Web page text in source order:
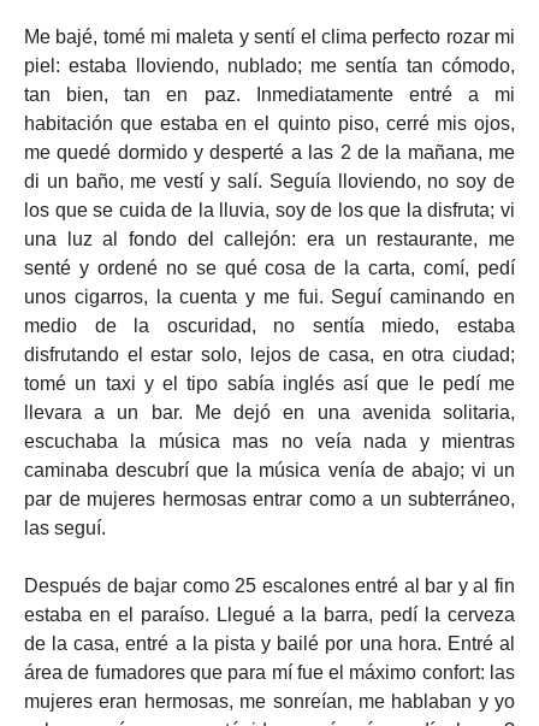
Me bajé, tomé mi maleta y sentí el clima perfecto rozar mi
piel: estaba lloviendo, nublado; me sentía tan cómodo,
tan bien, tan en paz. Inmediatamente entré a mi
habitación que estaba en el quinto piso, cerré mis ojos,
me quedé dormido y desperté a las 2 de la mañana, me
di un baño, me vestí y salí. Seguía lloviendo, no soy de
los que se cuida de la lluvia, soy de los que la disfruta; vi
una luz al fondo del callejón: era un restaurante, me
senté y ordené no se qué cosa de la carta, comí, pedí
unos cigarros, la cuenta y me fui. Seguí caminando en
medio de la oscuridad, no sentía miedo, estaba
disfrutando el estar solo, lejos de casa, en otra ciudad;
tomé un taxi y el tipo sabía inglés así que le pedí me
llevara a un bar. Me dejó en una avenida solitaria,
escuchaba la música mas no veía nada y mientras
caminaba descubrí que la música venía de abajo; vi un
par de mujeres hermosas entrar como a un subterráneo,
las seguí.
Después de bajar como 25 escalones entré al bar y al fin
estaba en el paraíso. Llegué a la barra, pedí la cerveza
de la casa, entré a la pista y bailé por una hora. Entré al
área de fumadores que para mí fue el máximo confort: las
mujeres eran hermosas, me sonreían, me hablaban y yo